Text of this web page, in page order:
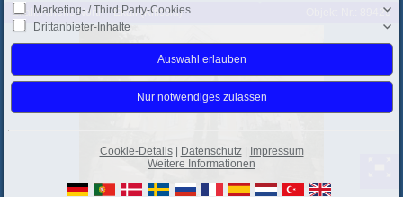
Ekali: Athens North - Ekali (Kifissia) Objekt-Nr.: 89429
Marketing- / Third Party-Cookies
Drittanbieter-Inhalte
Cookie-Details| Datenschutz|
Impressum
Weitere Informationen